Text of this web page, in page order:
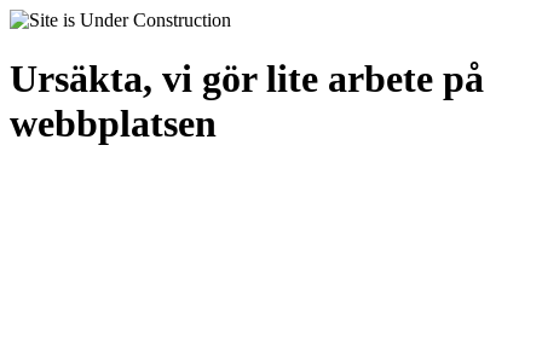
Ursäkta, vi gör lite arbete på
webbplatsen